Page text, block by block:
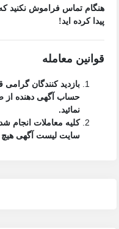
هنگام تماس فراموش نکنید
پیدا کرده اید!
قوانین معامله
بازدید کنندگان
حساب آگهی دهنده
نمائید.
کلیه معاملات انجام
سایت لیست آگهی